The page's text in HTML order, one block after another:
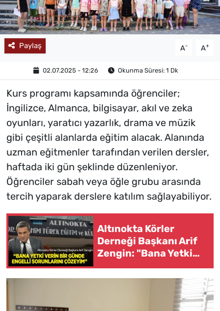
Paylaş A- A+
02.07.2025 - 12:26 Okunma Süresi: 1 Dk
Kurs programı kapsamında öğrenciler;
İngilizce, Almanca, bilgisayar, akıl ve zeka
oyunları, yaratıcı yazarlık, drama ve müzik
gibi çeşitli alanlarda eğitim alacak. Alanında
uzman eğitmenler tarafından verilen dersler,
haftada iki gün şeklinde düzenleniyor.
Öğrenciler sabah veya öğle grubu arasında
tercih yaparak derslere katılım sağlayabiliyor.
Altınokta Körler
Derneği Başkanı Arif
Zengin: "Bana Yetki
Verin, Bir Günde
Engelli Sorunlarını